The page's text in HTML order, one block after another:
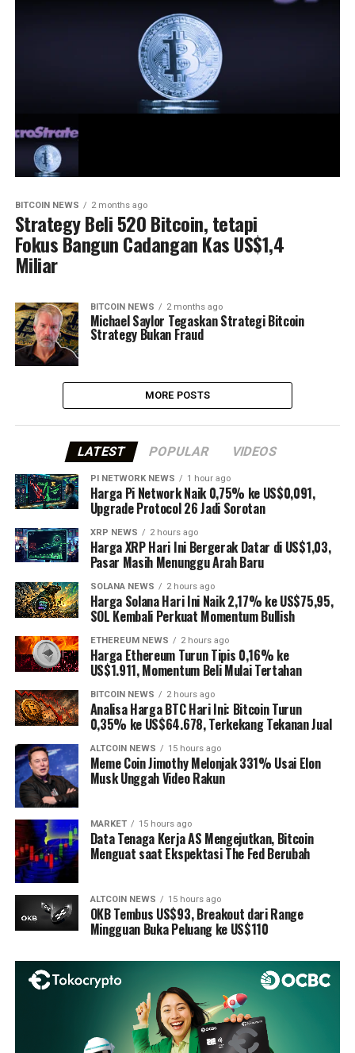
BITCOIN NEWS 2 months ago
Strategy Beli 520 Bitcoin, tetapi
Fokus Bangun Cadangan Kas US$1,4
Miliar
BITCOIN NEWS 2 months ago
Michael Saylor Tegaskan Strategi Bitcoin
Strategy Bukan Fraud
MORE POSTS
LATEST POPULAR VIDEOS
PI NETWORK NEWS 1 hour ago
Harga Pi Network Naik 0,75% ke US$0,091,
Upgrade Protocol 26 Jadi Sorotan
XRP NEWS 2 hours ago
Harga XRP Hari Ini Bergerak Datar di US$1,03,
Pasar Masih Menunggu Arah Baru
SOLANA NEWS 2 hours ago
Harga Solana Hari Ini Naik 2,17% ke US$75,95,
SOL Kembali Perkuat Momentum Bullish
ETHEREUM NEWS 2 hours ago
Harga Ethereum Turun Tipis 0,16% ke
US$1.911, Momentum Beli Mulai Tertahan
BITCOIN NEWS 2 hours ago
Analisa Harga BTC Hari Ini: Bitcoin Turun
0,35% ke US$64.678, Terkekang Tekanan Jual
ALTCOIN NEWS 15 hours ago
Meme Coin Jimothy Melonjak 331% Usai Elon
Musk Unggah Video Rakun
MARKET 15 hours ago
Data Tenaga Kerja AS Mengejutkan, Bitcoin
Menguat saat Ekspektasi The Fed Berubah
ALTCOIN NEWS 15 hours ago
OKB Tembus US$93, Breakout dari Range
Mingguan Buka Peluang ke US$110